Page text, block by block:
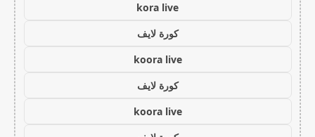
kora live
كورة لايف
koora live
كورة لايف
koora live